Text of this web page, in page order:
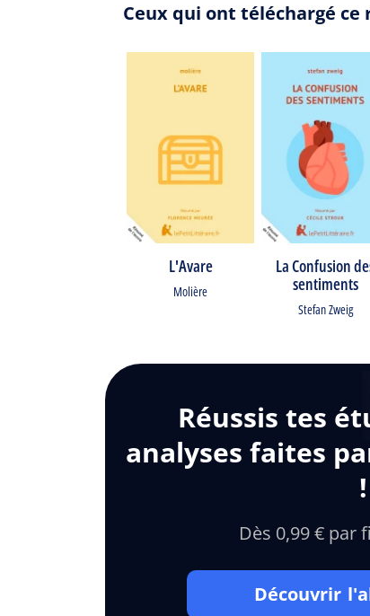
Ceux qui ont téléchargé
L'Avare
Molière
La Confusion
sentiments
Stefan Zweig
Réussis tes
analyses faites
!
Dès 0,99 € par
Découvrir